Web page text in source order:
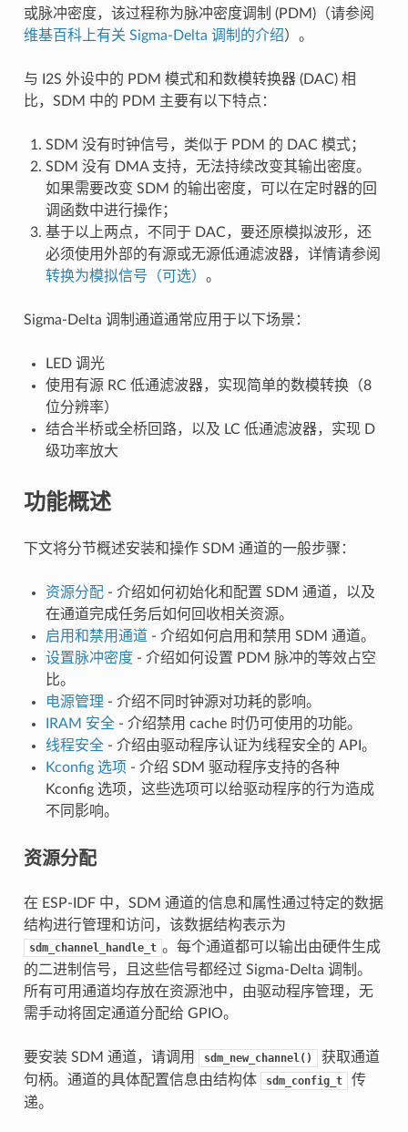
或脉冲密度，该过程称为脉冲密度调制 (PDM)（请参阅
维基百科上有关 Sigma-Delta 调制的介绍）。
与 I2S 外设中的 PDM 模式和和数模转换器 (DAC) 相
比，SDM 中的 PDM 主要有以下特点：
SDM 没有时钟信号，类似于 PDM 的 DAC 模式；
SDM 没有 DMA 支持，无法持续改变其输出密度。
如果需要改变 SDM 的输出密度，可以在定时器的回
调函数中进行操作；
基于以上两点，不同于 DAC，要还原模拟波形，还
必须使用外部的有源或无源低通滤波器，详情请参阅
转换为模拟信号（可选） 。
Sigma-Delta 调制通道通常应用于以下场景：
LED 调光
使用有源 RC 低通滤波器，实现简单的数模转换（8
位分辨率）
结合半桥或全桥回路，以及 LC 低通滤波器，实现 D
级功率放大
功能概述
下文将分节概述安装和操作 SDM 通道的一般步骤：
资源分配- 介绍如何初始化和配置 SDM 通道，以及
在通道完成任务后如何回收相关资源。
启用和禁用通道 - 介绍如何启用和禁用 SDM 通道。
设置脉冲密度 - 介绍如何设置 PDM 脉冲的等效占空
比。
电源管理 - 介绍不同时钟源对功耗的影响。
IRAM 安全- 介绍禁用 cache 时仍可使用的功能。
线程安全- 介绍由驱动程序认证为线程安全的 API。
Kconfig 选项 - 介绍 SDM 驱动程序支持的各种
Kconfig 选项，这些选项可以给驱动程序的行为造成
不同影响。
资源分配
在 ESP-IDF 中，SDM 通道的信息和属性通过特定的数据
结构进行管理和访问，该数据结构表示为
sdm_channel_handle_t 。每个通道都可以输出由硬件生成
的二进制信号，且这些信号都经过 Sigma-Delta 调制。
所有可用通道均存放在资源池中，由驱动程序管理，无
需手动将固定通道分配给 GPIO。
要安装 SDM 通道，请调用 sdm_new_channel()
获取通道
句柄。通道的具体配置信息由结构体
sdm_config_t
传
递。